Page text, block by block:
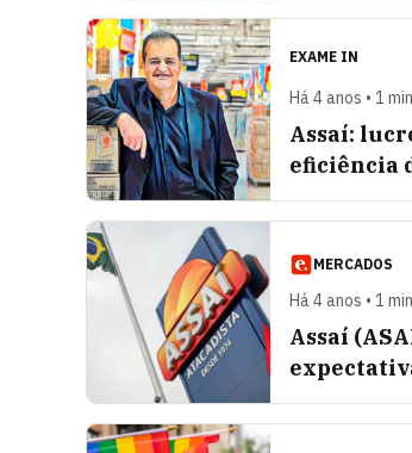
EXAME IN
Há 4 anos • 1
Assaí:
eficiência
MERCADOS
Há 4 anos • 1
Assaí